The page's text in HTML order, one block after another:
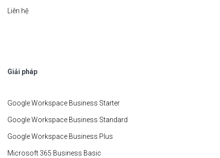
Liên hệ
Giải pháp
Google Workspace Business Starter
Google Workspace Business Standard
Google Workspace Business Plus
Microsoft 365 Business Basic